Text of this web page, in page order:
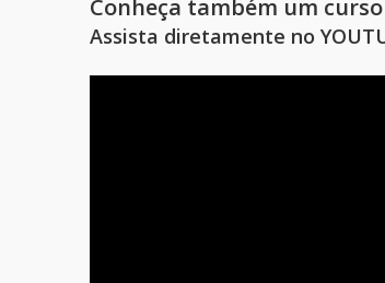
Conheça também um
Assista diretamente no